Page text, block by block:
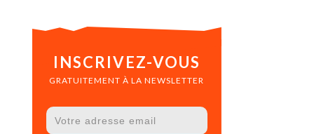
INSCRIVEZ-VOUS
GRATUITEMENT À LA NEWSLETTER